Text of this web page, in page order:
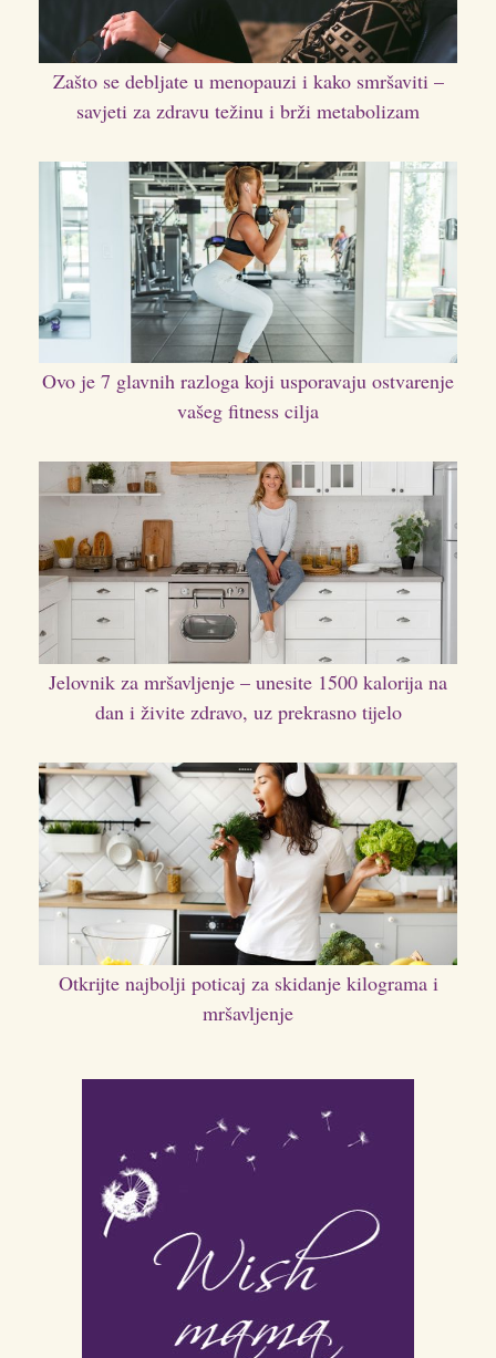
Zašto se debljate u menopauzi i kako smršaviti –
savjeti za zdravu težinu i brži metabolizam
Ovo je 7 glavnih razloga koji usporavaju ostvarenje
vašeg fitness cilja
Jelovnik za mršavljenje – unesite 1500 kalorija na
dan i živite zdravo, uz prekrasno tijelo
Otkrijte najbolji poticaj za skidanje kilograma i
mršavljenje